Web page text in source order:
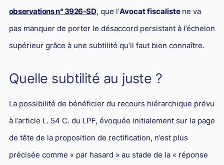
observations n° 3926-SD, que l’Avocat fiscaliste ne va
pas manquer de porter le désaccord persistant à l’échelon
supérieur grâce à une subtilité qu’il faut bien connaître.
Quelle subtilité au juste ?
La possibilité de bénéficier du recours hiérarchique prévu
à l’article L. 54 C. du LPF, évoquée initialement sur la page
de tête de la proposition de rectification, n’est plus
précisée comme « par hasard » au stade de la « réponse